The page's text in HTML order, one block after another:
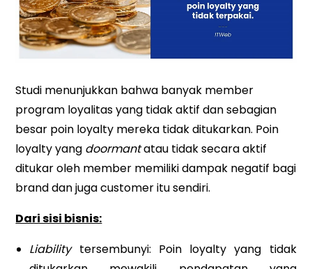
Studi menunjukkan bahwa banyak member
program loyalitas yang tidak aktif dan sebagian
besar poin loyalty mereka tidak ditukarkan. Poin
loyalty yang doormantatau tidak secara aktif
ditukar oleh member memiliki dampak negatif bagi
brand dan juga customer itu sendiri.
Dari sisi bisnis:
Liabilitytersembunyi: Poin loyalty yang tidak